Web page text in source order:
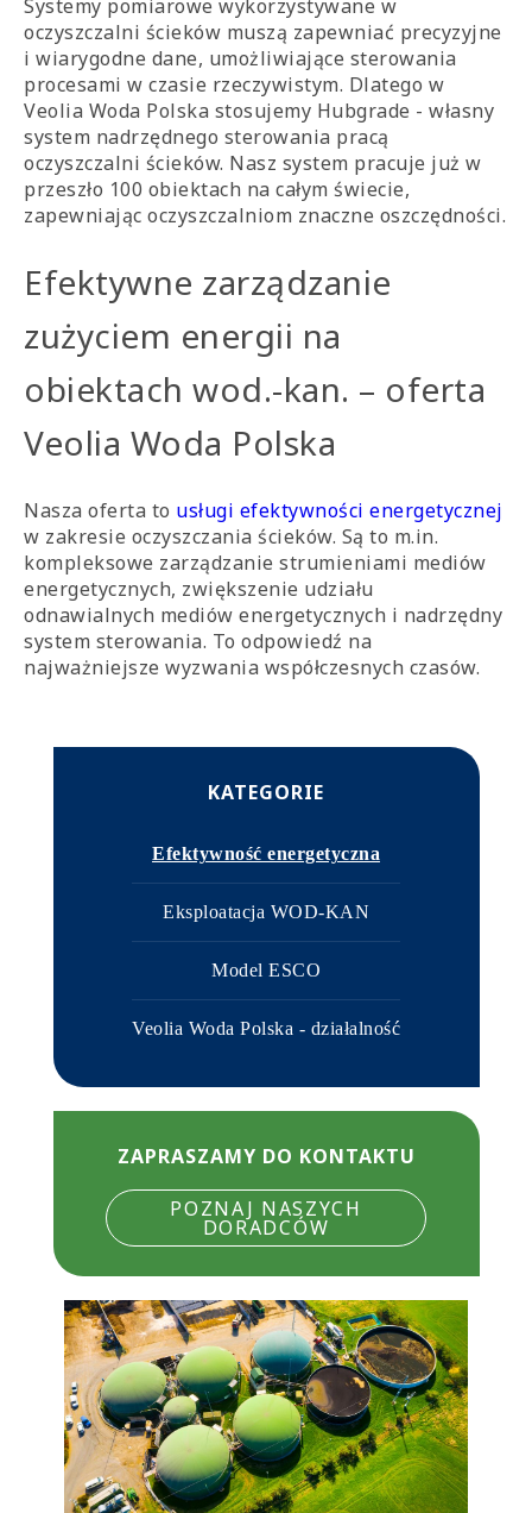
Systemy pomiarowe wykorzystywane w
oczyszczalni ścieków muszą zapewniać precyzyjne
i wiarygodne dane, umożliwiające sterowania
procesami w czasie rzeczywistym. Dlatego w
Veolia Woda Polska stosujemy Hubgrade - własny
system nadrzędnego sterowania pracą
oczyszczalni ścieków. Nasz system pracuje już w
przeszło 100 obiektach na całym świecie,
zapewniając oczyszczalniom znaczne oszczędności.
Efektywne zarządzanie
zużyciem energii na
obiektach wod.-kan. – oferta
Veolia Woda Polska
Nasza oferta to usługi efektywności energetycznej
w zakresie oczyszczania ścieków. Są to m.in.
kompleksowe zarządzanie strumieniami mediów
energetycznych, zwiększenie udziału
odnawialnych mediów energetycznych i nadrzędny
system sterowania. To odpowiedź na
najważniejsze wyzwania współczesnych czasów.
KATEGORIE
Efektywność energetyczna
Eksploatacja WOD-KAN
Model ESCO
Veolia Woda Polska - działalność
ZAPRASZAMY DO KONTAKTU
POZNAJ NASZYCH
DORADCÓW